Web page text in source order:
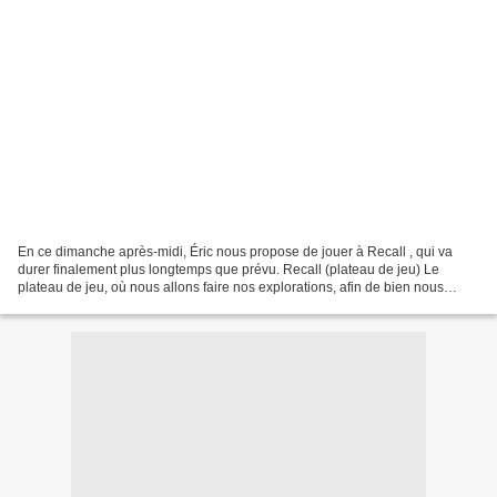
En ce dimanche après-midi, Éric nous propose de jouer à Recall , qui va
durer finalement plus longtemps que prévu. Recall (plateau de jeu) Le
plateau de jeu, où nous allons faire nos explorations, afin de bien nous